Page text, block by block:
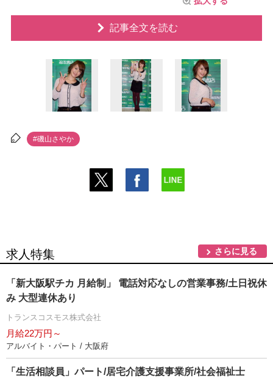
記事全文を読む
#磯山さやか
求人特集 さらに見る
「新大阪駅チカ 月給制」 電話対応なしの営業事務/土日祝休
み 大型連休あり
トランスコスモス株式会社
月給22万円～
アルバイト・パート / 大阪府
「生活相談員」パート/居宅介護支援事業所/社会福祉士